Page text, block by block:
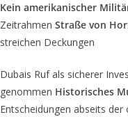
Kein amerikanischer
Zeitrahmen Straße von
streichen Deckungen
Dubais Ruf als sicherer
genommen Historisches
Entscheidungen abseits